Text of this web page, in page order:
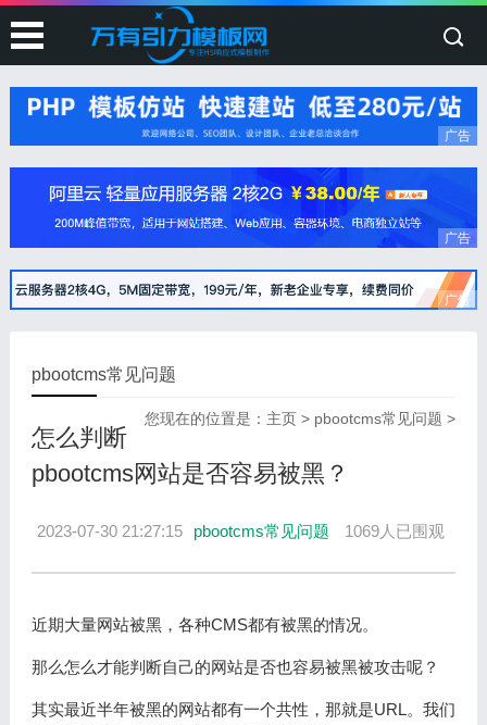
广告
广告
广告
pbootcms常见问题
您现在的位置是： 主页 > pbootcms常见问题 >
怎么判断
pbootcms网站是否容易被黑？
2023-07-30 21:27:15 pbootcms常见问题 1069人已围观
近期大量网站被黑，各种CMS都有被黑的情况。
那么怎么才能判断自己的网站是否也容易被黑被攻击呢？
其实最近半年被黑的网站都有一个共性，那就是URL。我们